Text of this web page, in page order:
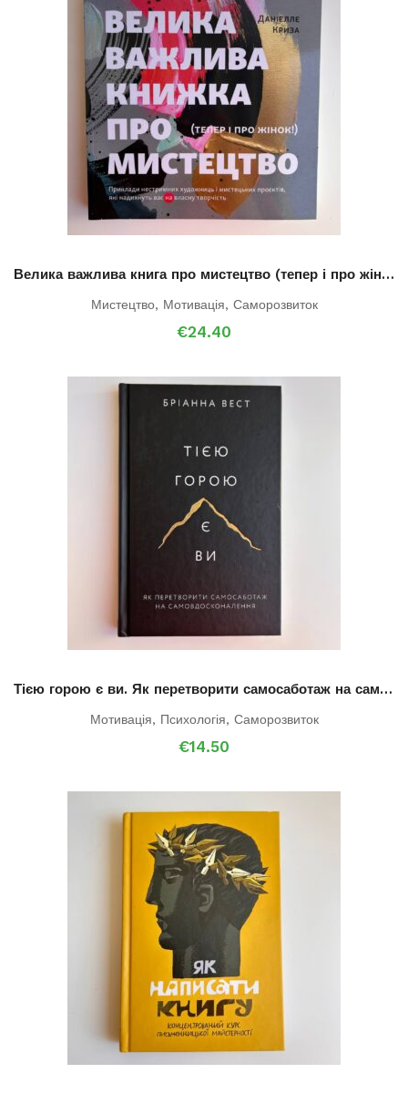
Велика важлива книга про мистецтво (тепер і про жінок)
Мистецтво, Мотивація, Саморозвиток
€24.40
Тією горою є ви. Як перетворити самосаботаж на самовдосконалення.
Мотивація, Психологія, Саморозвиток
€14.50